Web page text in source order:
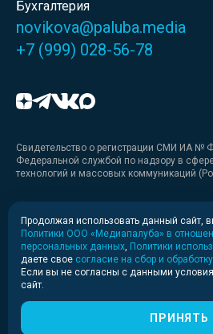
Бухгалтерия
novikova@paluba.media
+7 (999) 028-56-78
Свидетельство о регистрации СМИ ИА №
Федеральной службой по надзору в
технологий и массовых коммуникаций
Медиакит
Медиакит для печати
Политика конфиденциальности
© 2020-2026 Информационное
Продолжая использовать данный сайт,
Политики ООО «Медиапалуба» в
персональных данных Политики
даете свое согласие на сбор и
Если вы не согласны с данными
сайт.
ПРИНЯТЬ